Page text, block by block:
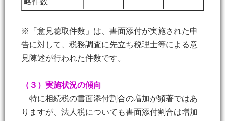
略件数
※「意見聴取件数」は、書面添付が実施された申
告に対して、税務調査に先立ち税理士等による意
見陳述が行われた件数です。
（３）実施状況の傾向
特に相続税の書面添付割合の増加が顕著ではあ
りますが、法人税についても書面添付割合は増加